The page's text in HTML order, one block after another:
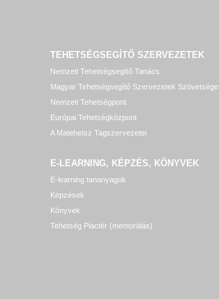
TEHETSÉGSEGÍTŐ SZERVEZETEK
Nemzeti Tehetségsegítő Tanács
Magyar Tehetségsegítő Szervezetek Szövetsége
Nemzeti Tehetségpont
Európai Tehetségközpont
A Matehetsz Tagszervezetei
E-LEARNING, KÉPZÉS, KÖNYVEK
E-learning tananyagok
Képzések
Könyvek
Tehetség Piactér (mentorálás)